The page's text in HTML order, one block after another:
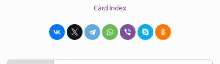
Card Index